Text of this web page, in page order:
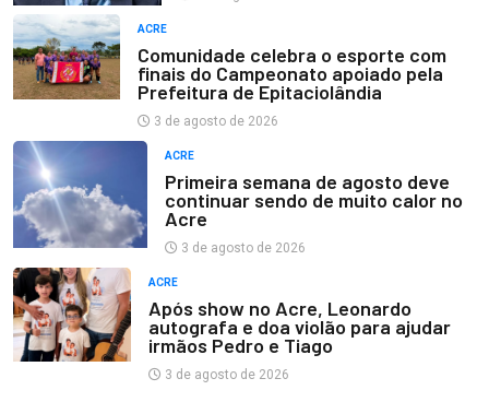
ACRE
Comunidade celebra o esporte com
finais do Campeonato apoiado pela
Prefeitura de Epitaciolândia
3 de agosto de 2026
ACRE
Primeira semana de agosto deve
continuar sendo de muito calor no
Acre
3 de agosto de 2026
ACRE
Após show no Acre, Leonardo
autografa e doa violão para ajudar
irmãos Pedro e Tiago
3 de agosto de 2026